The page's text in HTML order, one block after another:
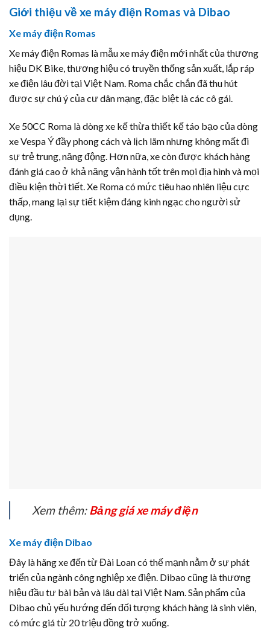
Giới thiệu về xe máy điện Romas và Dibao
Xe máy điện Romas
Xe máy điện Romas là mẫu xe máy điện mới nhất của thương
hiệu DK Bike, thương hiệu có truyền thống sản xuất, lắp ráp
xe điện lâu đời tại Việt Nam. Roma chắc chắn đã thu hút
được sự chú ý của cư dân mạng, đặc biệt là các cô gái.
Xe 50CC Roma là dòng xe kế thừa thiết kế táo bạo của dòng
xe Vespa Ý đầy phong cách và lịch lãm nhưng không mất đi
sự trẻ trung, năng động. Hơn nữa, xe còn được khách hàng
đánh giá cao ở khả năng vận hành tốt trên mọi địa hình và mọi
điều kiện thời tiết. Xe Roma có mức tiêu hao nhiên liệu cực
thấp, mang lại sự tiết kiệm đáng kinh ngạc cho người sử
dụng.
Xem thêm:Bảng giá xe máy điện
Xe máy điện Dibao
Đây là hãng xe đến từ Đài Loan có thế mạnh nằm ở sự phát
triển của ngành công nghiệp xe điện. Dibao cũng là thương
hiệu đầu tư bài bản và lâu dài tại Việt Nam. Sản phẩm của
Dibao chủ yếu hướng đến đối tượng khách hàng là sinh viên,
có mức giá từ 20 triệu đồng trở xuống.